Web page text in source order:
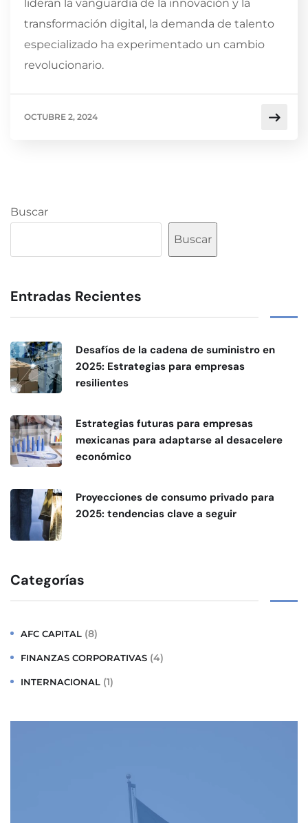
lideran la vanguardia de la innovación y la
transformación digital, la demanda de talento
especializado ha experimentado un cambio
revolucionario.
OCTUBRE 2, 2024
Buscar
Buscar
Entradas Recientes
Desafíos de la cadena de suministro en
2025: Estrategias para empresas
resilientes
Estrategias futuras para empresas
mexicanas para adaptarse al desacelere
económico
Proyecciones de consumo privado para
2025: tendencias clave a seguir
Categorías
AFC CAPITAL (8)
FINANZAS CORPORATIVAS (4)
INTERNACIONAL (1)